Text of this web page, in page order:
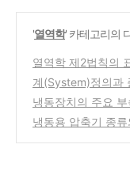
'열역학' 카테고리의
열역학 제2법칙의
계(System)정의과
냉동장치의 주요
냉동용 압축기 종류